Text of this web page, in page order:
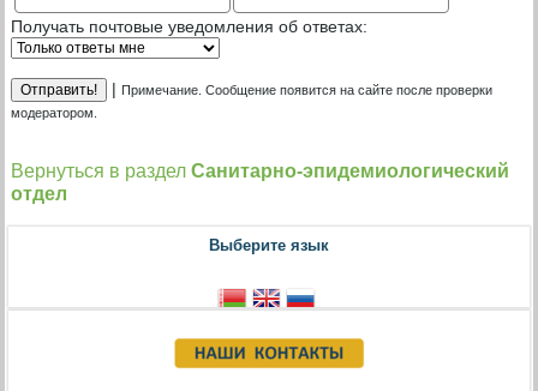
Получать почтовые уведомления об ответах:
|Примечание. Сообщение появится на сайте после проверки
модератором.
Вернуться в разделСанитарно-эпидемиологический
отдел
Выберите язык